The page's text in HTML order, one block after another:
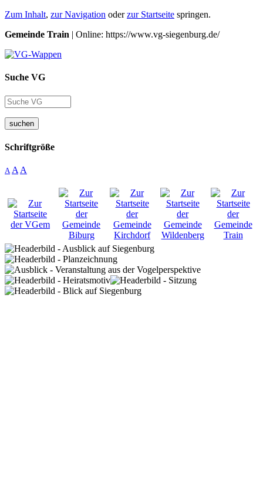
Zum Inhalt, zur Navigation oderzur Startseite springen.
Gemeinde Train | Online: https://www.vg-siegenburg.de/
Suche VG
suchen
Schriftgröße
A A A